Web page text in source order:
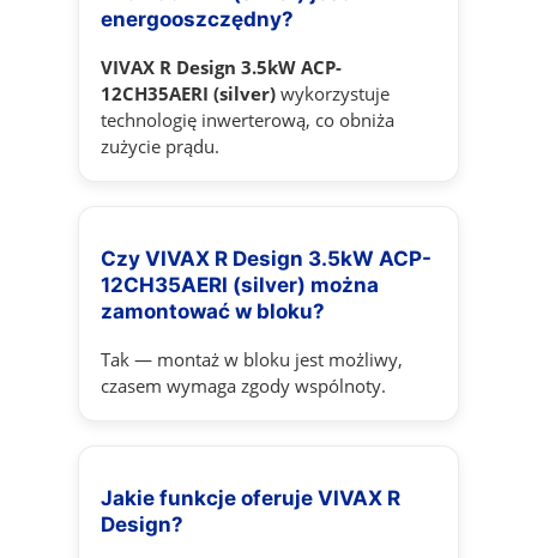
energooszczędny?
VIVAX R Design 3.5kW ACP-
12CH35AERI (silver)wykorzystuje
technologię inwerterową, co obniża
zużycie prądu.
Czy VIVAX R Design 3.5kW ACP-
12CH35AERI (silver) można
zamontować w bloku?
Tak — montaż w bloku jest możliwy,
czasem wymaga zgody wspólnoty.
Jakie funkcje oferuje VIVAX R
Design?